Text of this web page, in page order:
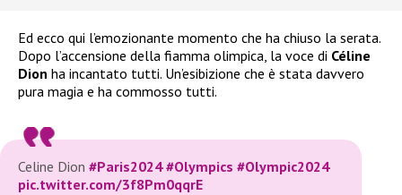
Ed ecco qui l’emozionante momento che ha chiuso la serata.
Dopo l’accensione della fiamma olimpica, la voce di Céline
Dion ha incantato tutti. Un’esibizione che è stata davvero
pura magia e ha commosso tutti.
Celine Dion #Paris2024 #Olympics #Olympic2024
pic.twitter.com/3f8Pm0qqrE